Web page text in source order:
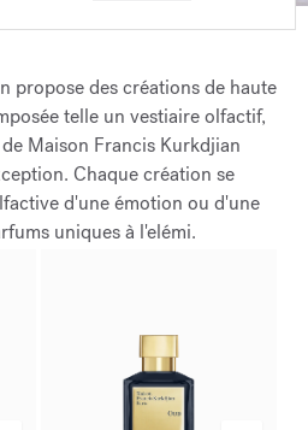
propose des créations de haute
telle un vestiaire olfactif,
Maison Francis Kurkdjian
Chaque création se
d'une émotion ou d'une
uniques à l'elémi.